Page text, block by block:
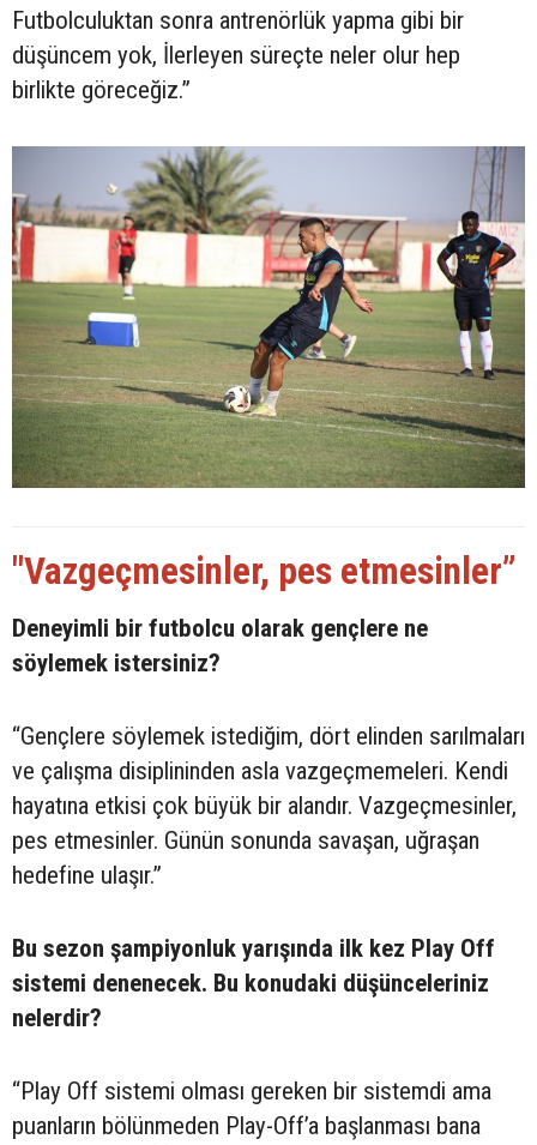
Futbolculuktan sonra antrenörlük yapma gibi bir
düşüncem yok, İlerleyen süreçte neler olur hep
birlikte göreceğiz.”
"Vazgeçmesinler, pes etmesinler”
Deneyimli bir futbolcu olarak gençlere ne
söylemek istersiniz?
“Gençlere söylemek istediğim, dört elinden sarılmaları
ve çalışma disiplininden asla vazgeçmemeleri. Kendi
hayatına etkisi çok büyük bir alandır. Vazgeçmesinler,
pes etmesinler. Günün sonunda savaşan, uğraşan
hedefine ulaşır.”
Bu sezon şampiyonluk yarışında ilk kez Play Off
sistemi denenecek. Bu konudaki düşünceleriniz
nelerdir?
“Play Off sistemi olması gereken bir sistemdi ama
puanların bölünmeden Play-Off’a başlanması bana